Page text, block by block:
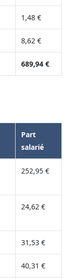
1,48 €
8,62 €
689,94 €
Part
salarié
252,95 €
24,62 €
31,53 €
40,31 €